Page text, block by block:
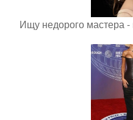
Ищу недорого мастера -